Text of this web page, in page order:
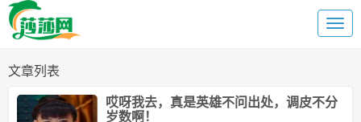
文章列表
哎呀我去，真是英雄不问出处，调皮不分
岁数啊！